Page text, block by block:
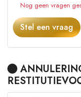
Nog geen vragen
Stel een vraag